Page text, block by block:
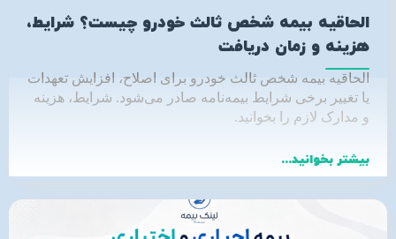
الحاقیه بیمه شخص ثالث خودرو چیست؟ شرایط،
هزینه و زمان دریافت
الحاقیه بیمه شخص ثالث خودرو برای اصلاح، افزایش تعهدات
یا تغییر برخی شرایط بیمه‌نامه صادر می‌شود. شرایط، هزینه
و مدارک لازم را بخوانید .
بیشتر بخوانید...